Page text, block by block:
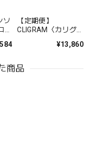
ソ
ッ
【定期便】
CLIGRAM〈カリグ
ットブライトケアラ
¥13,860
商品